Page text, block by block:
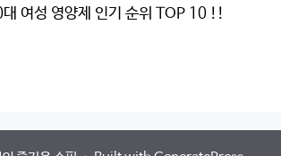
여성 영양제 인기 순위 TOP 10 !!